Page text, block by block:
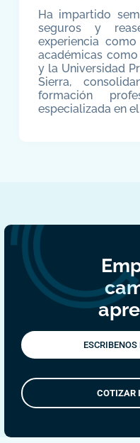
Ha impartido
seguros y
experiencia
académicas
y la Universidad
Sierra,
formación
especializada en
COTIZAR